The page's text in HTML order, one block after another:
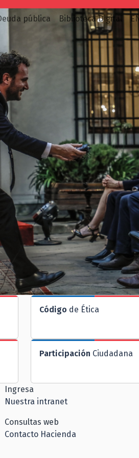
pública Biblioteca Digital
Código de Ética
Participación Ciudadana
Ingresa
Nuestra intranet
Consultas web
Contacto Hacienda